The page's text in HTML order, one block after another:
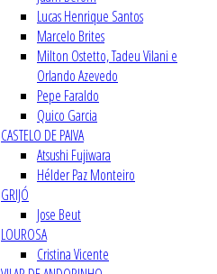
Lucas Henrique Santos
Marcelo Brites
Milton Ostetto, Tadeu Vilani e
Orlando Azevedo
Pepe Faraldo
Quico Garcia
CASTELO DE PAIVA
Atsushi Fujiwara
Hélder Paz Monteiro
GRIJÓ
Jose Beut
LOUROSA
Cristina Vicente